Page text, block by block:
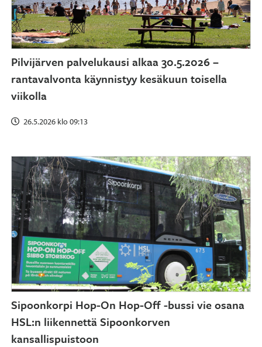
Pilvijärven palvelukausi alkaa 30.5.2026 –
rantavalvonta käynnistyy kesäkuun toisella
viikolla
26.5.2026 klo 09:13
Sipoonkorpi Hop-On Hop-Off -bussi vie osana
HSL:n liikennettä Sipoonkorven
kansallispuistoon